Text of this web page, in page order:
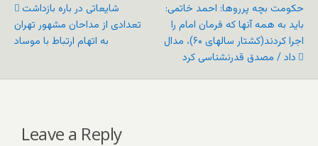
شایعاتی در باره بازداشت
تعدادی از مداحان مشهور تهران
به اتهام ارتباط با موساد
حکومت بچه پرروها: احمد خاتمی:
باید به همه آنها که فرمان امام را
اجرا کردند(کشتار سالهای ۶۰)، مدال
داد / مصدق قدرنشناسی کرد
Leave a Reply